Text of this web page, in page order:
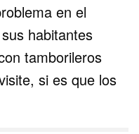
en el
habitantes
tamborileros
si es que los